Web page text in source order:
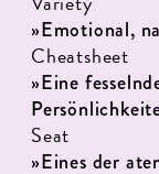
»Emotional,
Cheatsheet
»Eine
Seat
»Eines der